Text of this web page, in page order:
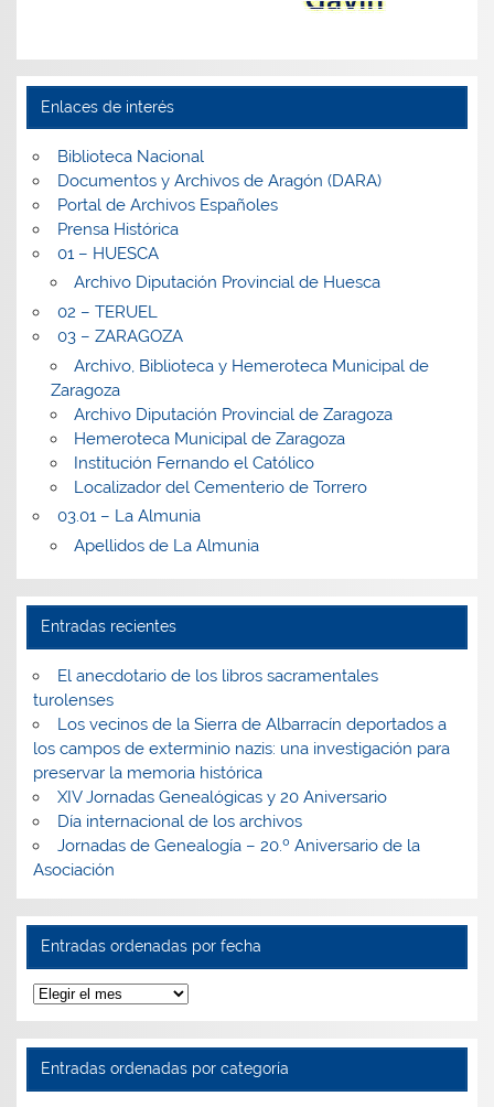
Enlaces de interés
Biblioteca Nacional
Documentos y Archivos de Aragón (DARA)
Portal de Archivos Españoles
Prensa Histórica
01 – HUESCA
Archivo Diputación Provincial de Huesca
02 – TERUEL
03 – ZARAGOZA
Archivo, Biblioteca y Hemeroteca Municipal de
Zaragoza
Archivo Diputación Provincial de Zaragoza
Hemeroteca Municipal de Zaragoza
Institución Fernando el Católico
Localizador del Cementerio de Torrero
03.01 – La Almunia
Apellidos de La Almunia
Entradas recientes
El anecdotario de los libros sacramentales
turolenses
Los vecinos de la Sierra de Albarracín deportados a
los campos de exterminio nazis: una investigación para
preservar la memoria histórica
XIV Jornadas Genealógicas y 20 Aniversario
Día internacional de los archivos
Jornadas de Genealogía – 20.º Aniversario de la
Asociación
Entradas ordenadas por fecha
Entradas
ordenadas
por
fecha
Entradas ordenadas por categoría